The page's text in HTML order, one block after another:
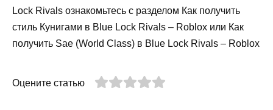
Lock Rivals ознакомьтесь с разделом Как получить
стиль Кунигами в Blue Lock Rivals – Roblox или Как
получить Sae (World Class) в Blue Lock Rivals – Roblox
Оцените статью